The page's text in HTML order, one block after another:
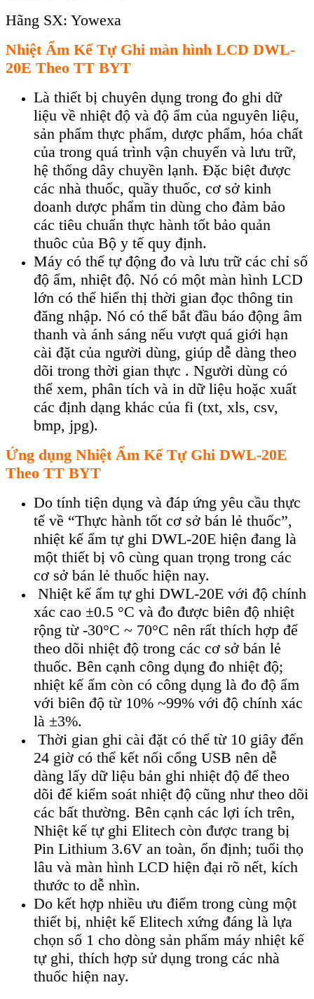
Hãng SX: Yowexa
Nhiệt Ẩm Kế Tự Ghi màn hình LCD DWL-
20E Theo TT BYT
Là thiết bị chuyên dụng trong đo ghi dữ
liệu về nhiệt độ và độ ẩm của nguyên liệu,
sản phẩm thực phẩm, dược phẩm, hóa chất
của trong quá trình vận chuyển và lưu trữ,
hệ thống dây chuyền lạnh. Đặc biệt được
các nhà thuốc, quầy thuốc, cơ sở kinh
doanh dược phẩm tin dùng cho đảm bảo
các tiêu chuẩn thực hành tốt bảo quản
thuôc của Bộ y tế quy định.
Máy có thể tự động đo và lưu trữ các chỉ số
độ ẩm, nhiệt độ. Nó có một màn hình LCD
lớn có thể hiển thị thời gian đọc thông tin
đăng nhập. Nó có thể bắt đầu báo động âm
thanh và ánh sáng nếu vượt quá giới hạn
cài đặt của người dùng, giúp dễ dàng theo
dõi trong thời gian thực . Người dùng có
thể xem, phân tích và in dữ liệu hoặc xuất
các định dạng khác của fi (txt, xls, csv,
bmp, jpg).
Ứng dụng Nhiệt Ẩm Kế Tự Ghi DWL-20E
Theo TT BYT
Do tính tiện dụng và đáp ứng yêu cầu thực
tế về “Thực hành tốt cơ sở bán lẻ thuốc”,
nhiệt kế ẩm tự ghi DWL-20E hiện đang là
một thiết bị vô cùng quan trọng trong các
cơ sở bán lẻ thuốc hiện nay.
Nhiệt kế ẩm tự ghi DWL-20E với độ chính
xác cao ±0.5 °C và đo được biên độ nhiệt
rộng từ -30°C ~ 70°C nên rất thích hợp để
theo dõi nhiệt độ trong các cơ sở bán lẻ
thuốc. Bên cạnh công dụng đo nhiệt độ;
nhiệt kế ẩm còn có công dụng là đo độ ẩm
với biên độ từ 10% ~99% với độ chính xác
là ±3%.
Thời gian ghi cài đặt có thể từ 10 giây đến
24 giờ có thể kết nối cổng USB nên dễ
dàng lấy dữ liệu bản ghi nhiệt độ để theo
dõi để kiểm soát nhiệt độ cũng như theo dõi
các bất thường. Bên cạnh các lợi ích trên,
Nhiệt kế tự ghi Elitech còn được trang bị
Pin Lithium 3.6V an toàn, ổn định; tuổi thọ
lâu và màn hình LCD hiện đại rõ nết, kích
thước to dễ nhìn.
Do kết hợp nhiều ưu điểm trong cùng một
thiết bị, nhiệt kế Elitech xứng đáng là lựa
chọn số 1 cho dòng sản phẩm máy nhiệt kế
tự ghi, thích hợp sử dụng trong các nhà
thuốc hiện nay.